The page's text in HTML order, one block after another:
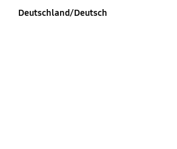
Deutschland/Deutsch